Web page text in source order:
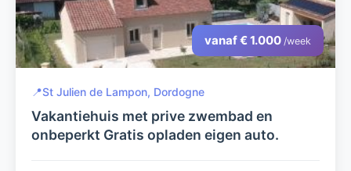
vanaf € 1.000 /week
📍St Julien de Lampon, Dordogne
Vakantiehuis met prive zwembad en
onbeperkt Gratis opladen eigen auto.